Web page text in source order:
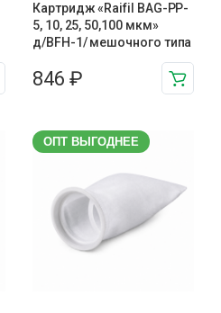
Картридж «Raifil BAG-PP-
5, 10, 25, 50,100 мкм»
д/BFH-1/ мешочного типа
846 ₽
ОПТ ВЫГОДНЕЕ